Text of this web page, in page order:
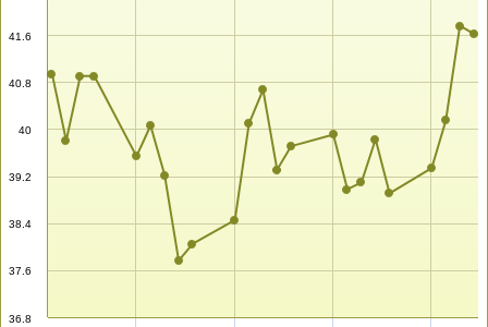
36.8
37.6
38.4
39.2
40
40.8
41.6